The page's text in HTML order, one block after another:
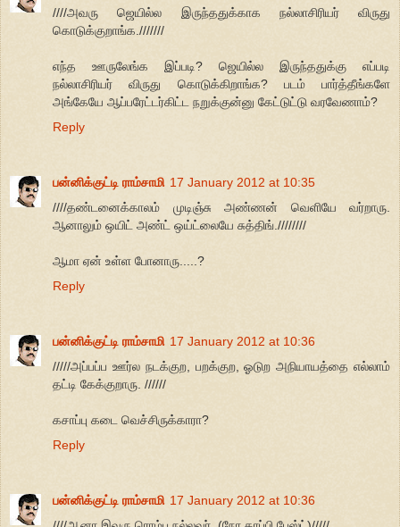
////அவரு ஜெயில்ல இருந்ததுக்காக நல்லாசிரியர் விருது
கொடுக்குறாங்க.///////
எந்த ஊருலேங்க இப்படி? ஜெயில்ல இருந்ததுக்கு எப்படி
நல்லாசிரியர் விருது கொடுக்கிறாங்க? படம் பார்த்தீங்களே
அங்கேயே ஆப்பரேட்டர்கிட்ட நறுக்குன்னு கேட்டுட்டு வரவேணாம்?
Reply
பன்னிக்குட்டி ராம்சாமி 17 January 2012 at 10:35
////தண்டனைக்காலம் முடிஞ்சு அண்ணன் வெளியே வர்றாரு.
ஆனாலும் ஒயிட் அண்ட் ஒய்ட்லையே சுத்திங்.////////
ஆமா ஏன் உள்ள போனாரு.....?
Reply
பன்னிக்குட்டி ராம்சாமி 17 January 2012 at 10:36
/////அப்பப்ப ஊர்ல நடக்குற, பறக்குற, ஓடுற அநியாயத்தை எல்லாம்
தட்டி கேக்குறாரு. //////
கசாப்பு கடை வெச்சிருக்காரா?
Reply
பன்னிக்குட்டி ராம்சாமி 17 January 2012 at 10:36